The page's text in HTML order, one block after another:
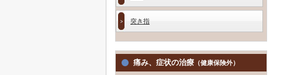
突き指
痛み、症状の治療 （健康保険外）